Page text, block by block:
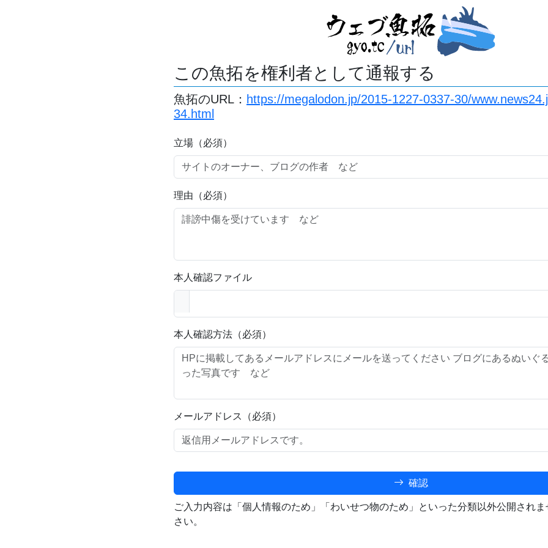
この魚拓を権利者として通報する
魚拓のURL： https://megalodon.jp/2015-1227-0337-30/
34.html
立場（必須）
理由（必須）
本人確認ファイル
本人確認方法（必須）
メールアドレス（必須）
確認
ご入力内容は「個人情報のため」「わいせつ物のため」といった分類以外公開され
さい。